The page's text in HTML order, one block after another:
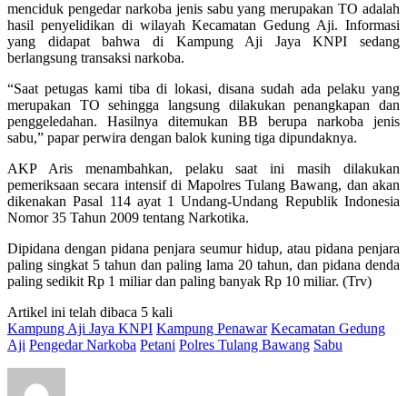
menciduk pengedar narkoba jenis sabu yang merupakan TO adalah
hasil penyelidikan di wilayah Kecamatan Gedung Aji. Informasi
yang didapat bahwa di Kampung Aji Jaya KNPI sedang
berlangsung transaksi narkoba.
“Saat petugas kami tiba di lokasi, disana sudah ada pelaku yang
merupakan TO sehingga langsung dilakukan penangkapan dan
penggeledahan. Hasilnya ditemukan BB berupa narkoba jenis
sabu,” papar perwira dengan balok kuning tiga dipundaknya.
AKP Aris menambahkan, pelaku saat ini masih dilakukan
pemeriksaan secara intensif di Mapolres Tulang Bawang, dan akan
dikenakan Pasal 114 ayat 1 Undang-Undang Republik Indonesia
Nomor 35 Tahun 2009 tentang Narkotika.
Dipidana dengan pidana penjara seumur hidup, atau pidana penjara
paling singkat 5 tahun dan paling lama 20 tahun, dan pidana denda
paling sedikit Rp 1 miliar dan paling banyak Rp 10 miliar. (Trv)
Artikel ini telah dibaca 5 kali
Kampung Aji Jaya KNPI Kampung Penawar Kecamatan Gedung
Aji Pengedar Narkoba Petani Polres Tulang Bawang Sabu